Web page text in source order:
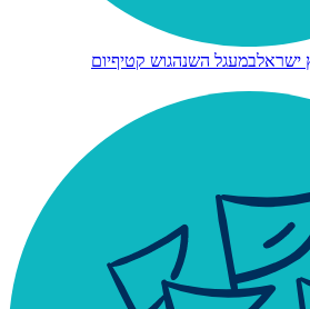
במעגל השנהגוש קטיףיום